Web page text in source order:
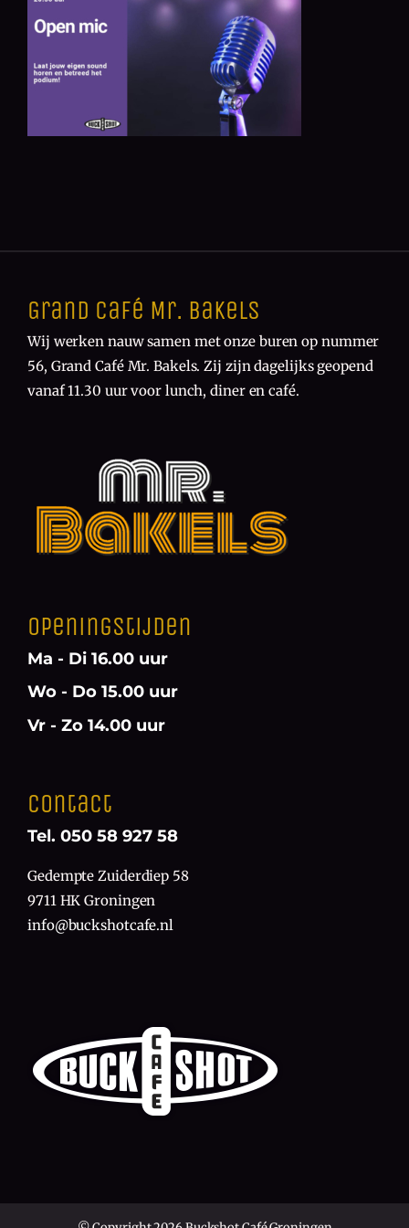
Grand Café Mr. Bakels
Wij werken nauw samen met onze buren op nummer
56, Grand Café Mr. Bakels. Zij zijn dagelijks geopend
vanaf 11.30 uur voor lunch, diner en café.
Openingstijden
Ma - Di 16.00 uur
Wo - Do 15.00 uur
Vr - Zo 14.00 uur
Contact
Tel. 050 58 927 58
Gedempte Zuiderdiep 58
9711 HK Groningen
info@buckshotcafe.nl